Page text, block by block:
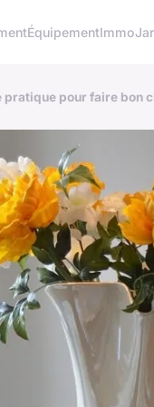
ÉquipementImmo
pratique pour faire bon